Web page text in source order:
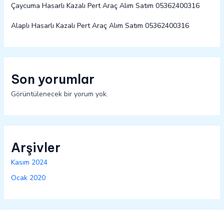
Çaycuma Hasarlı Kazalı Pert Araç Alım Satım 05362400316
Alaplı Hasarlı Kazalı Pert Araç Alım Satım 05362400316
Son yorumlar
Görüntülenecek bir yorum yok.
Arşivler
Kasım 2024
Ocak 2020